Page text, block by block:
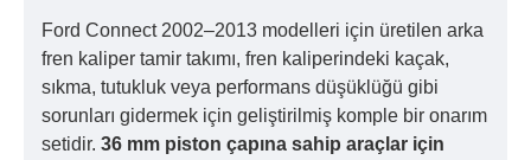
Ford Connect 2002–2013 modelleri için üretilen arka
fren kaliper tamir takımı, fren kaliperindeki kaçak,
sıkma, tutukluk veya performans düşüklüğü gibi
sorunları gidermek için geliştirilmiş komple bir onarım
setidir. 36 mm piston çapına sahip araçlar için